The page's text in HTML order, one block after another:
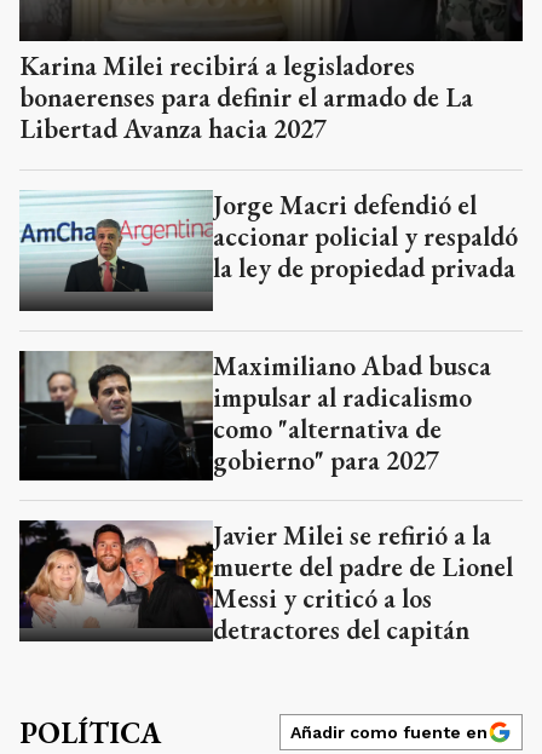
Karina Milei recibirá a legisladores
bonaerenses para definir el armado de La
Libertad Avanza hacia 2027
Jorge Macri defendió el
accionar policial y respaldó
la ley de propiedad privada
Maximiliano Abad busca
impulsar al radicalismo
como "alternativa de
gobierno" para 2027
Javier Milei se refirió a la
muerte del padre de Lionel
Messi y criticó a los
detractores del capitán
POLÍTICA Añadir como fuente en